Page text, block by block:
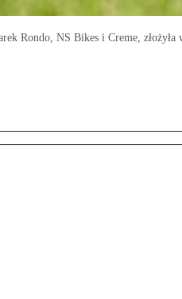
Rondo, NS Bikes i Creme, złożyła